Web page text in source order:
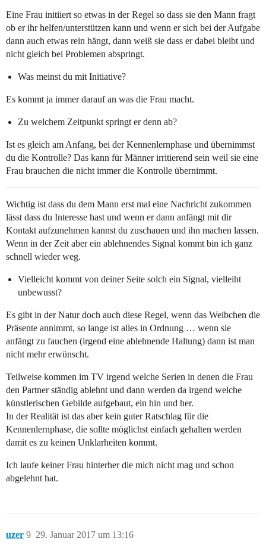
Eine Frau initiiert so etwas in der Regel so dass sie den Mann fragt
ob er ihr helfen/unterstützen kann und wenn er sich bei der Aufgabe
dann auch etwas rein hängt, dann weiß sie dass er dabei bleibt und
nicht gleich bei Problemen abspringt.
Was meinst du mit Initiative?
Es kommt ja immer darauf an was die Frau macht.
Zu welchem Zeitpunkt springt er denn ab?
Ist es gleich am Anfang, bei der Kennenlernphase und übernimmst
du die Kontrolle? Das kann für Männer irritierend sein weil sie eine
Frau brauchen die nicht immer die Kontrolle übernimmt.
Wichtig ist dass du dem Mann erst mal eine Nachricht zukommen
lässt dass du Interesse hast und wenn er dann anfängt mit dir
Kontakt aufzunehmen kannst du zuschauen und ihn machen lassen.
Wenn in der Zeit aber ein ablehnendes Signal kommt bin ich ganz
schnell wieder weg.
Vielleicht kommt von deiner Seite solch ein Signal, vielleiht
unbewusst?
Es gibt in der Natur doch auch diese Regel, wenn das Weibchen die
Präsente annimmt, so lange ist alles in Ordnung … wenn sie
anfängt zu fauchen (irgend eine ablehnende Haltung) dann ist man
nicht mehr erwünscht.
Teilweise kommen im TV irgend welche Serien in denen die Frau
den Partner ständig ablehnt und dann werden da irgend welche
künstlerischen Gebilde aufgebaut, ein hin und her.
In der Realität ist das aber kein guter Ratschlag für die
Kennenlernphase, die sollte möglichst einfach gehalten werden
damit es zu keinen Unklarheiten kommt.
Ich laufe keiner Frau hinterher die mich nicht mag und schon
abgelehnt hat.
uzer 29. Januar 2017 um 13:16
9